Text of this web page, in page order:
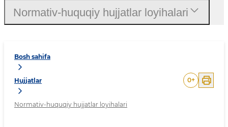
Bosh sahifa
Hujjatlar
Normativ-huquqiy hujjatlar loyihalari
0+
Normativ-huquqiy hujjatlar loyihalari